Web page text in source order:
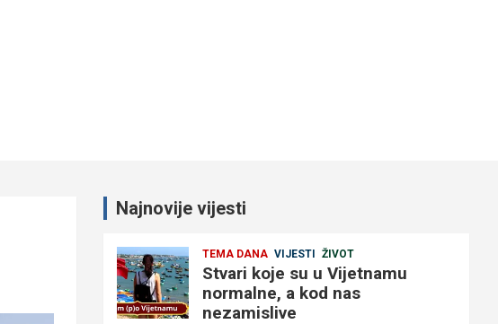
Najnovije vijesti
TEMA DANA VIJESTI ŽIVOT
Stvari koje su u Vijetnamu
normalne, a kod nas
nezamislive